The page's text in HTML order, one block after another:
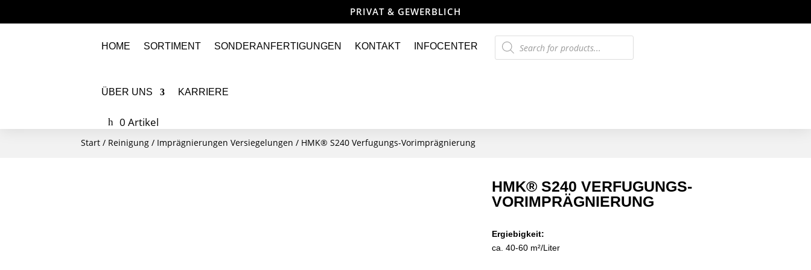
PRIVAT & GEWERBLICH
HOME SORTIMENT SONDERANFERTIGUNGEN KONTAKT INFOCENTER
ÜBER UNS KARRIERE
0 Artikel
Products
search
Start / Reinigung / Imprägnierungen Versiegelungen / HMK® S240 Verfugungs-Vorimprägnierung
HMK® S240 VERFUGUNGS-
VORIMPRÄGNIERUNG
Ergiebigkeit:
ca. 40-60 m²/Liter